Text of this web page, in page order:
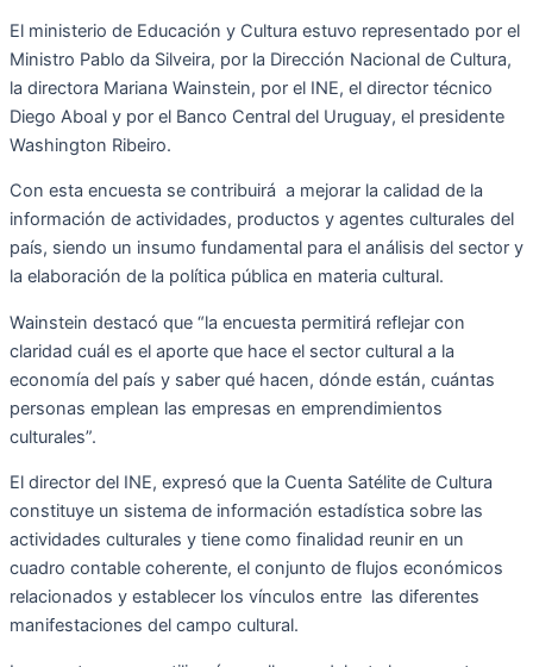
El ministerio de Educación y Cultura estuvo representado por el
Ministro Pablo da Silveira, por la Dirección Nacional de Cultura,
la directora Mariana Wainstein, por el INE, el director técnico
Diego Aboal y por el Banco Central del Uruguay, el presidente
Washington Ribeiro.
Con esta encuesta se contribuirá a mejorar la calidad de la
información de actividades, productos y agentes culturales del
país, siendo un insumo fundamental para el análisis del sector y
la elaboración de la política pública en materia cultural.
Wainstein destacó que “la encuesta permitirá reflejar con
claridad cuál es el aporte que hace el sector cultural a la
economía del país y saber qué hacen, dónde están, cuántas
personas emplean las empresas en emprendimientos
culturales”.
El director del INE, expresó que la Cuenta Satélite de Cultura
constituye un sistema de información estadística sobre las
actividades culturales y tiene como finalidad reunir en un
cuadro contable coherente, el conjunto de flujos económicos
relacionados y establecer los vínculos entre las diferentes
manifestaciones del campo cultural.